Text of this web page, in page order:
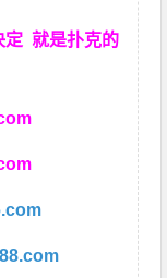
定就是扑克的